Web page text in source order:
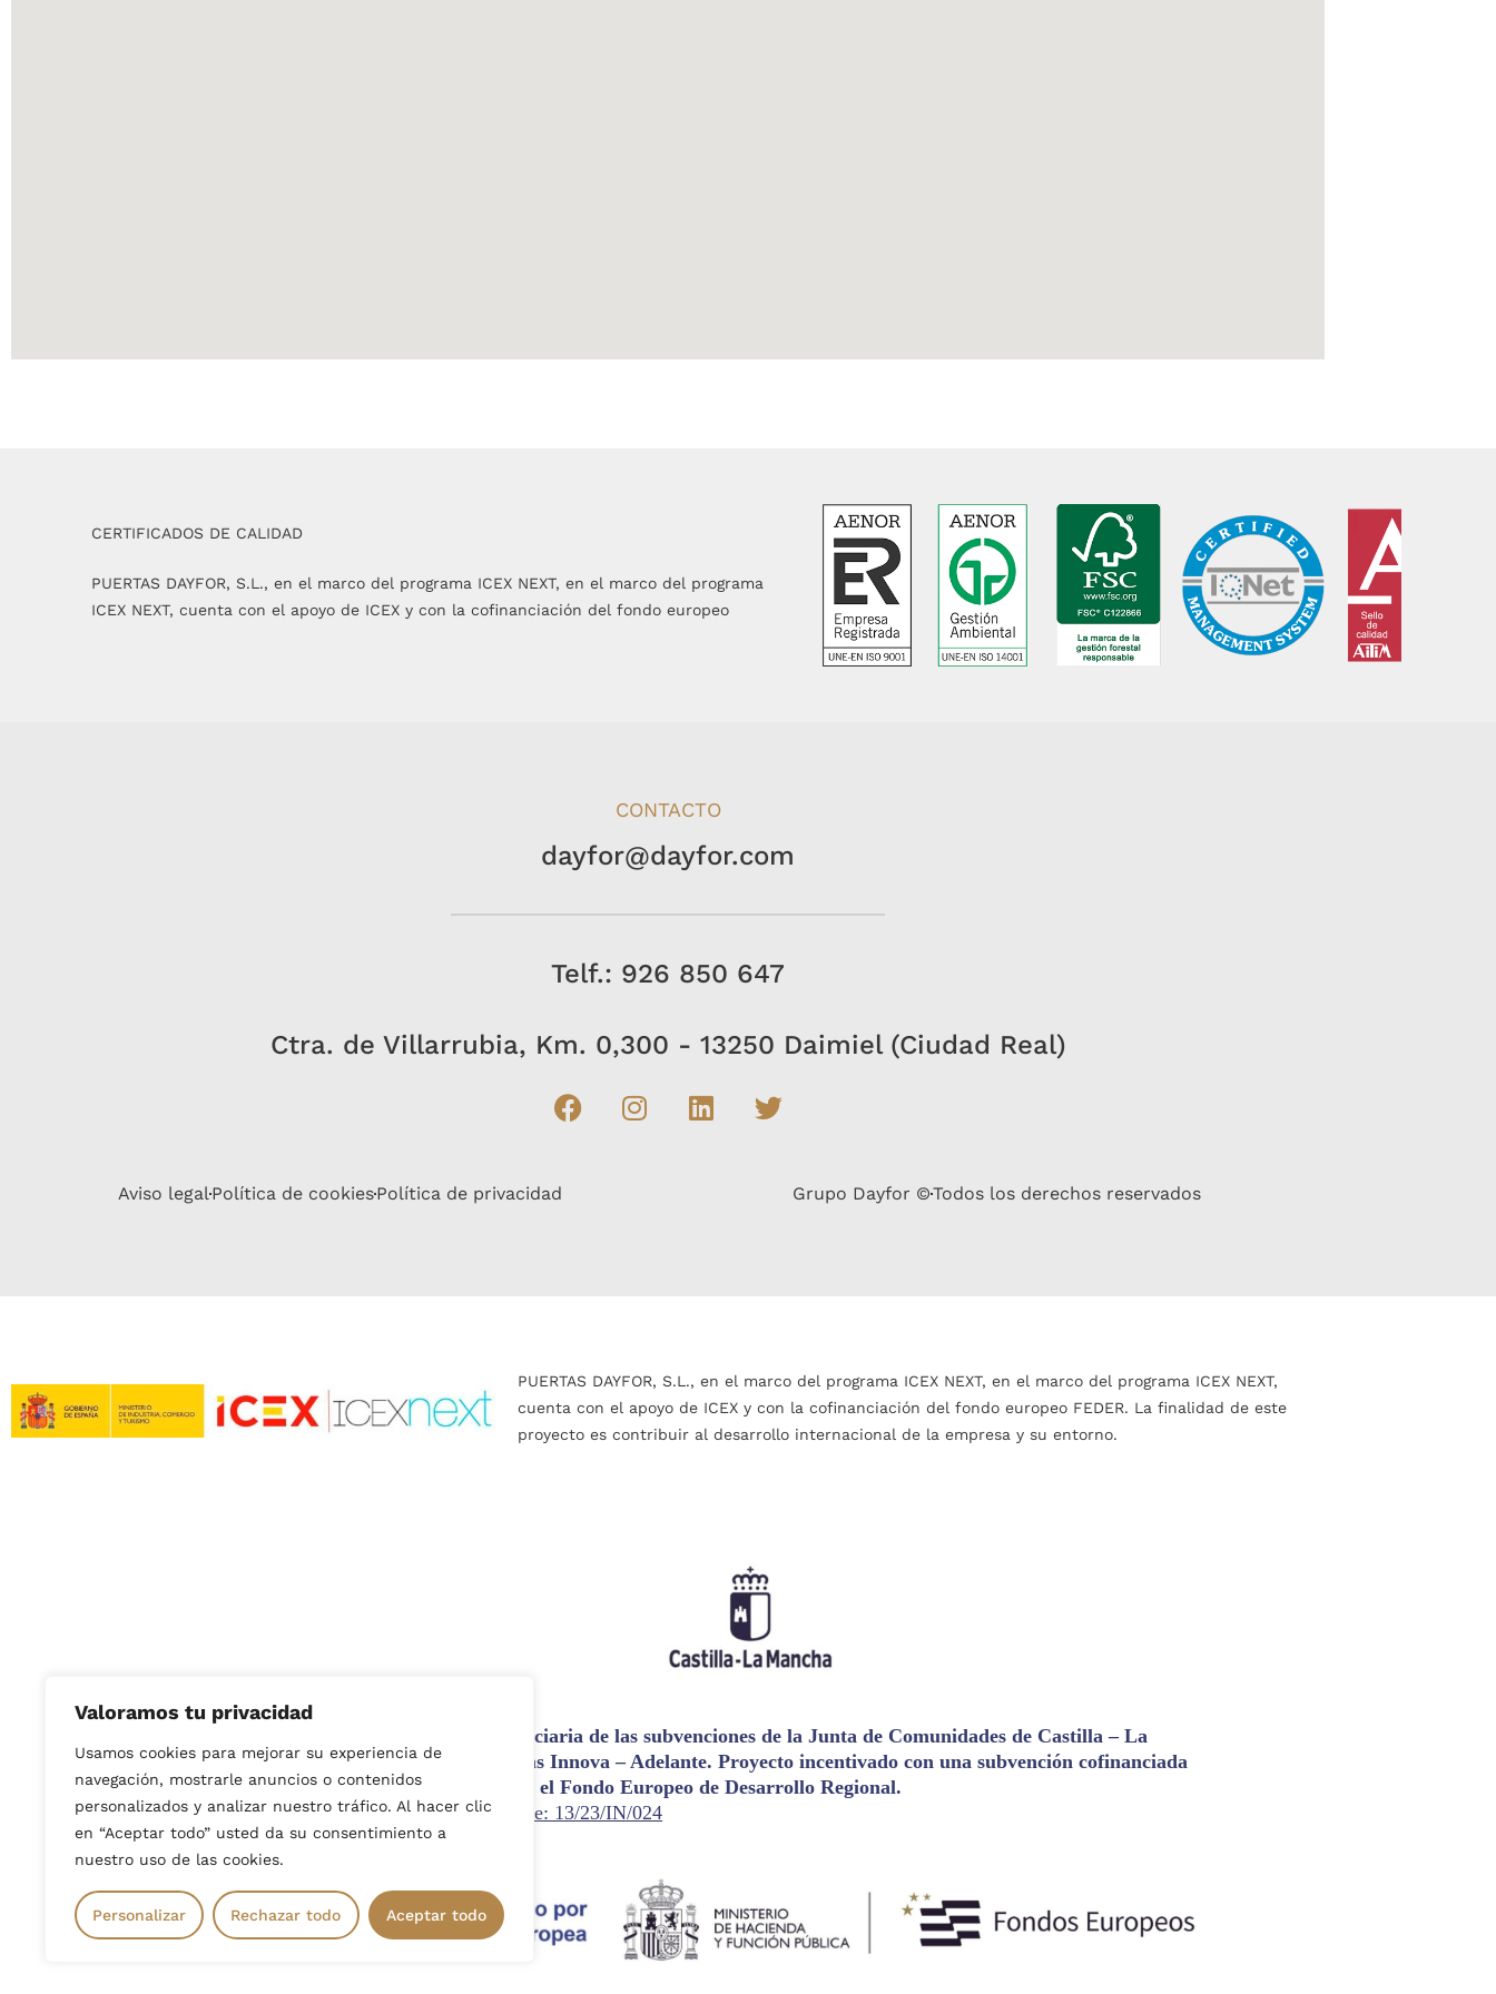
Valoramos tu privacidad
Usamos cookies para mejorar su experiencia de
navegación, mostrarle anuncios o contenidos
personalizados y analizar nuestro tráfico. Al hacer clic
en “Aceptar todo” usted da su consentimiento a
nuestro uso de las cookies.
Personalizar Rechazar todo Aceptar todo
CERTIFICADOS DE CALIDAD
PUERTAS DAYFOR, S.L., en el marco del programa ICEX NEXT, en el marco del programa
ICEX NEXT, cuenta con el apoyo de ICEX y con la cofinanciación del fondo europeo
CONTACTO
dayfor@dayfor.com
Telf.: 926 850 647
Ctra. de Villarrubia, Km. 0,300 - 13250 Daimiel (Ciudad Real)
Aviso legalPolítica de cookiesPolítica de privacidad Grupo Dayfor ©Todos los derechos reservados
PUERTAS DAYFOR, S.L., en el marco del programa ICEX NEXT, en el marco del programa ICEX NEXT,
cuenta con el apoyo de ICEX y con la cofinanciación del fondo europeo FEDER. La finalidad de este
proyecto es contribuir al desarrollo internacional de la empresa y su entorno.
Empresa beneficiaria de las subvenciones de la Junta de Comunidades de Castilla – La
Mancha: Ayudas Innova – Adelante. Proyecto incentivado con una subvención cofinanciada
en un 80 % por el Fondo Europeo de Desarrollo Regional.
N.º de expediente: 13/23/IN/024